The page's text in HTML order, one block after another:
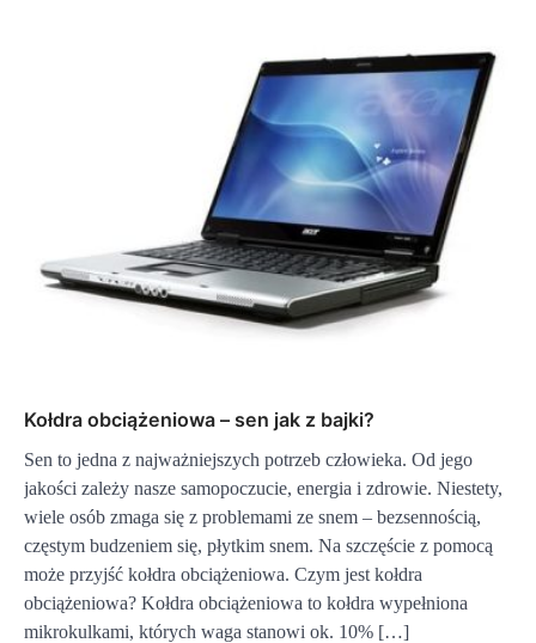
Kołdra obciążeniowa – sen jak z bajki?
Sen to jedna z najważniejszych potrzeb człowieka. Od jego
jakości zależy nasze samopoczucie, energia i zdrowie. Niestety,
wiele osób zmaga się z problemami ze snem – bezsennością,
częstym budzeniem się, płytkim snem. Na szczęście z pomocą
może przyjść kołdra obciążeniowa. Czym jest kołdra
obciążeniowa? Kołdra obciążeniowa to kołdra wypełniona
mikrokulkami, których waga stanowi ok. 10% […]